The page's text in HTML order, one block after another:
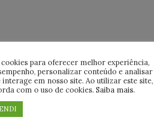
para oferecer melhor experiência,
personalizar conteúdo e analisar
interage em nosso site. Ao utilizar este site,
com o uso de cookies. Saiba mais.